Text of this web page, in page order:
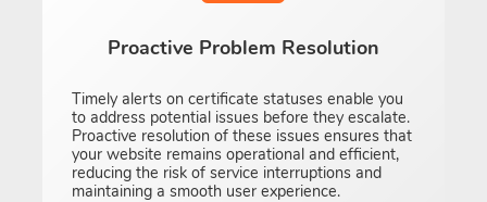
Proactive Problem Resolution
Timely alerts on certificate statuses enable you
to address potential issues before they escalate.
Proactive resolution of these issues ensures that
your website remains operational and efficient,
reducing the risk of service interruptions and
maintaining a smooth user experience.